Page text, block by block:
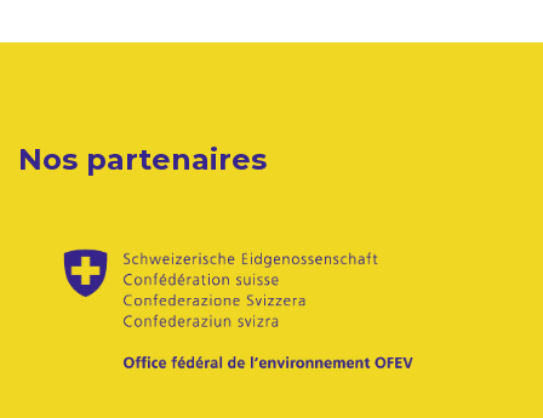
Nos partenaires